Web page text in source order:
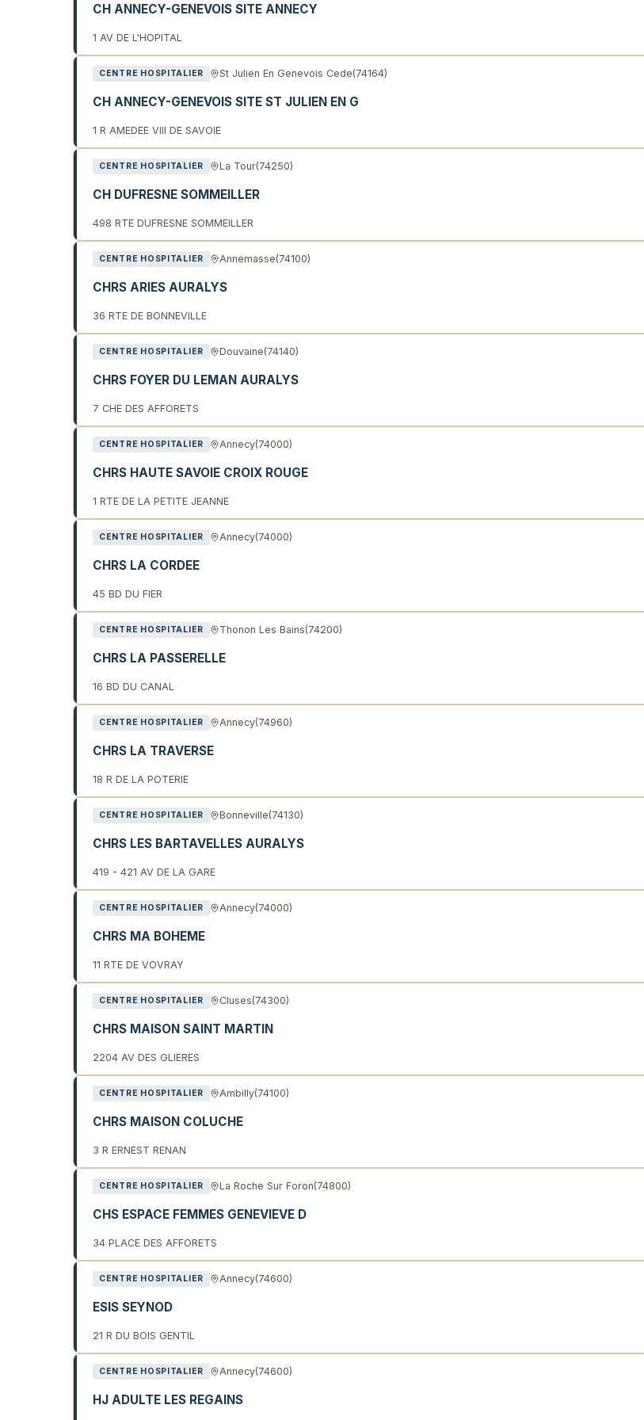
CH ANNECY-GENEVOIS SITE ANNECY
1 AV DE L'HOPITAL
CENTRE HOSPITALIER St Julien En Genevois Cede(74164)
CH ANNECY-GENEVOIS SITE ST JULIEN EN G
1 R AMEDEE VIII DE SAVOIE
CENTRE HOSPITALIER La Tour(74250)
CH DUFRESNE SOMMEILLER
498 RTE DUFRESNE SOMMEILLER
CENTRE HOSPITALIER Annemasse(74100)
CHRS ARIES AURALYS
36 RTE DE BONNEVILLE
CENTRE HOSPITALIER Douvaine(74140)
CHRS FOYER DU LEMAN AURALYS
7 CHE DES AFFORETS
CENTRE HOSPITALIER Annecy(74000)
CHRS HAUTE SAVOIE CROIX ROUGE
1 RTE DE LA PETITE JEANNE
CENTRE HOSPITALIER Annecy(74000)
CHRS LA CORDEE
45 BD DU FIER
CENTRE HOSPITALIER Thonon Les Bains(74200)
CHRS LA PASSERELLE
16 BD DU CANAL
CENTRE HOSPITALIER Annecy(74960)
CHRS LA TRAVERSE
18 R DE LA POTERIE
CENTRE HOSPITALIER Bonneville(74130)
CHRS LES BARTAVELLES AURALYS
419 - 421 AV DE LA GARE
CENTRE HOSPITALIER Annecy(74000)
CHRS MA BOHEME
11 RTE DE VOVRAY
CENTRE HOSPITALIER Cluses(74300)
CHRS MAISON SAINT MARTIN
2204 AV DES GLIERES
CENTRE HOSPITALIER Ambilly(74100)
CHRS MAISON COLUCHE
3 R ERNEST RENAN
CENTRE HOSPITALIER La Roche Sur Foron(74800)
CHS ESPACE FEMMES GENEVIEVE D
34 PLACE DES AFFORETS
CENTRE HOSPITALIER Annecy(74600)
ESIS SEYNOD
21 R DU BOIS GENTIL
CENTRE HOSPITALIER Annecy(74600)
HJ ADULTE LES REGAINS